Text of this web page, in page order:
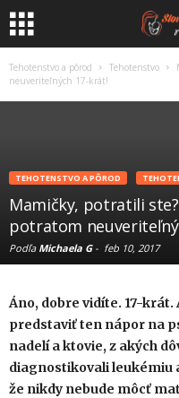
Tehotenstvo a pôrod Tehotenstvo
neuveriteľných 17-krát!
TEHOTENSTVO A PÔROD
Mamičky, potratili
potratom
Podľa Michaela G- feb 10, 2017
Áno, dobre vidíte. 17-krát.
predstaviť ten nápor na
nadelí a ktovie, z akých
diagnostikovali leukémiu
že nikdy nebude môcť